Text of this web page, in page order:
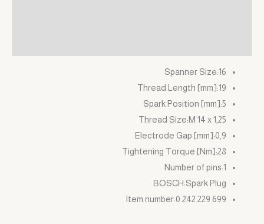
Spanner Size:16
Thread Length [mm]:19
Spark Position [mm]:5
Thread Size:M 14 x 1,25
Electrode Gap [mm]:0,9
Tightening Torque [Nm]:28
Number of pins:1
BOSCH:Spark Plug
Item number:0 242 229 699